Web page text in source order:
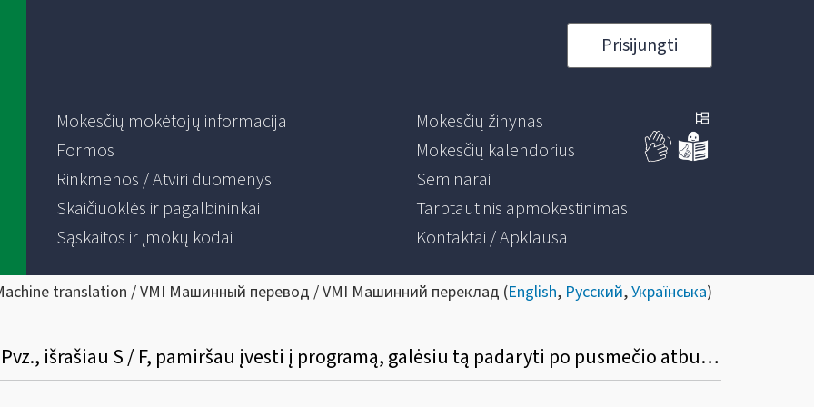
Prisijungti
Mokesčių mokėtojų informacija
Formos
Rinkmenos / Atviri duomenys
Skaičiuoklės ir pagalbininkai
Sąskaitos ir įmokų kodai
Mokesčių žinynas
Mokesčių kalendorius
Seminarai
Tarptautinis apmokestinimas
Kontaktai / Apklausa
translation / VMI Машинный перевод / VMI Машинний переклад (English, Русский,Українська)
Ar bus nustatytas datos apribojimas? Pvz., išrašiau S / F, pamiršau įvesti į programą, galėsiu tą padaryti po pusmečio atbuline data?